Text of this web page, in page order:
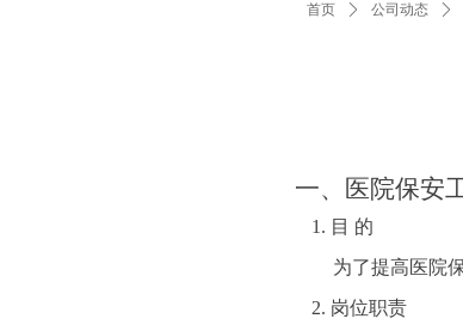
首页 ꄲ 公司动态 ꄲ
一、 医院保安
1. 目 的
为了提高医院
2. 岗位职责